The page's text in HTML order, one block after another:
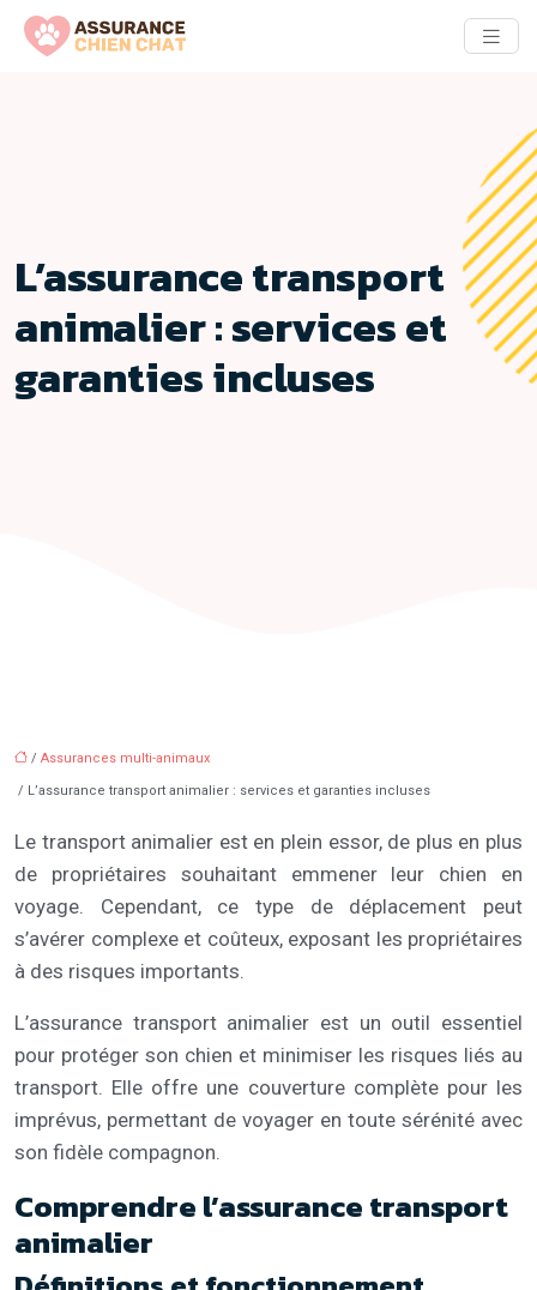
L’assurance transport
animalier : services et
garanties incluses
/ Assurances multi-animaux
/ L’assurance transport animalier : services et garanties incluses
Le transport animalier est en plein essor, de plus en plus
de propriétaires souhaitant emmener leur chien en
voyage. Cependant, ce type de déplacement peut
s’avérer complexe et coûteux, exposant les propriétaires
à des risques importants.
L’assurance transport animalier est un outil essentiel
pour protéger son chien et minimiser les risques liés au
transport. Elle offre une couverture complète pour les
imprévus, permettant de voyager en toute sérénité avec
son fidèle compagnon.
Comprendre l’assurance transport
animalier